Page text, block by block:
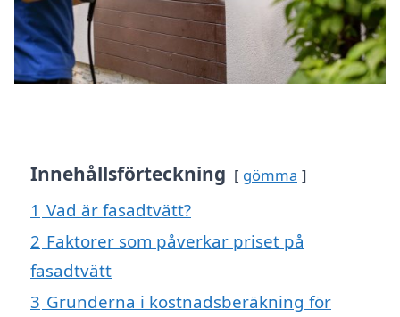
Innehållsförteckning gömma
1 Vad är fasadtvätt?
2 Faktorer som påverkar priset på
fasadtvätt
3 Grunderna i kostnadsberäkning för